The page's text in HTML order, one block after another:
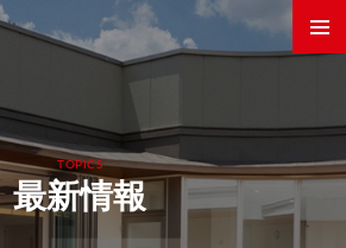
TOPICS
最新情報